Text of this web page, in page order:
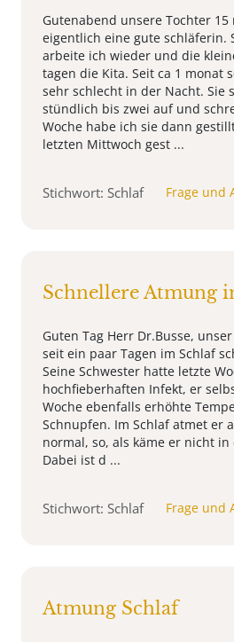
Gutenabend unsere Tochter 15
eigentlich eine gute schläferin.
arbeite ich wieder und die
tagen die Kita. Seit ca 1 monat
sehr schlecht in der Nacht. Sie
stündlich bis zwei auf und
Woche habe ich sie dann
letzten Mittwoch gest ...
Stichwort: Schlaf Frage und
Schnellere Atmung
Guten Tag Herr Dr.Busse,
seit ein paar Tagen im Schlaf
Seine Schwester hatte letzte
hochfieberhaften Infekt, er
Woche ebenfalls erhöhte
Schnupfen. Im Schlaf atmet er
normal, so, als käme er nicht in
Dabei ist d ...
Stichwort: Schlaf Frage und
Atmung Schlaf